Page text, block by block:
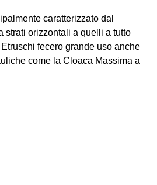
caratterizzato dal
strati orizzontali a quelli a tutto
fecero grande uso anche
come la Cloaca Massima a